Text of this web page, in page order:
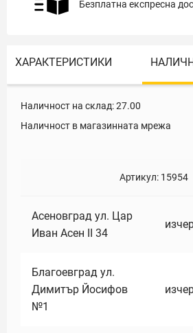
Безплатна експресна
ХАРАКТЕРИСТИКИ
Наличност на склад:27.00
Наличност в магазинната мрежа
Артикул: 15954
Асеновград ул. Цар
Иван Асен II 34
Благоевград ул.
Димитър Йосифов
№1